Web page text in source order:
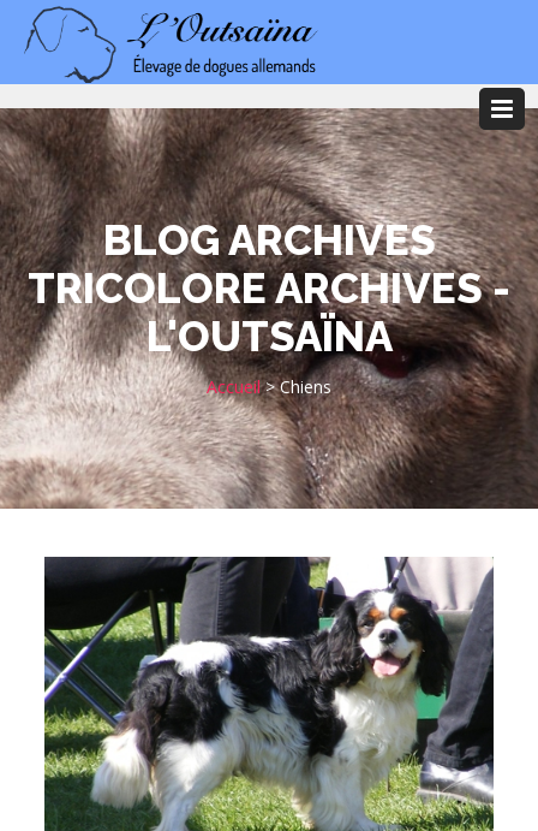
BLOG ARCHIVES
TRICOLORE ARCHIVES -
L'OUTSAÏNA
Accueil >Chiens